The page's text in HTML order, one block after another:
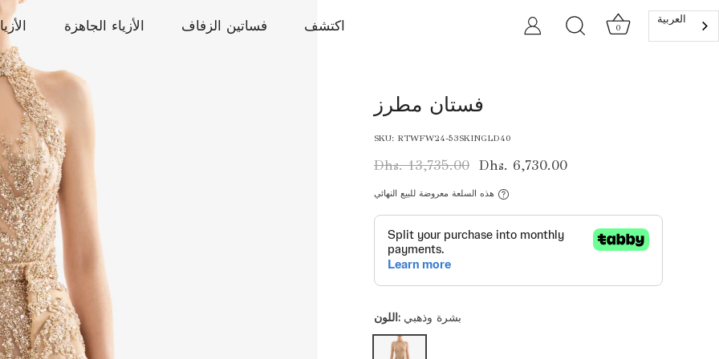
الأزياء الجاهزة فساتين الزفاف اكتشف 0
العربية‏
فستان مطرز
SKU: RTWFW24-53SKINGLD40
Dhs. 13,735.00 Dhs. 6,730.00
هذه السلعة معروضة للبيع النهائي
اللون: بشرة وذهبي